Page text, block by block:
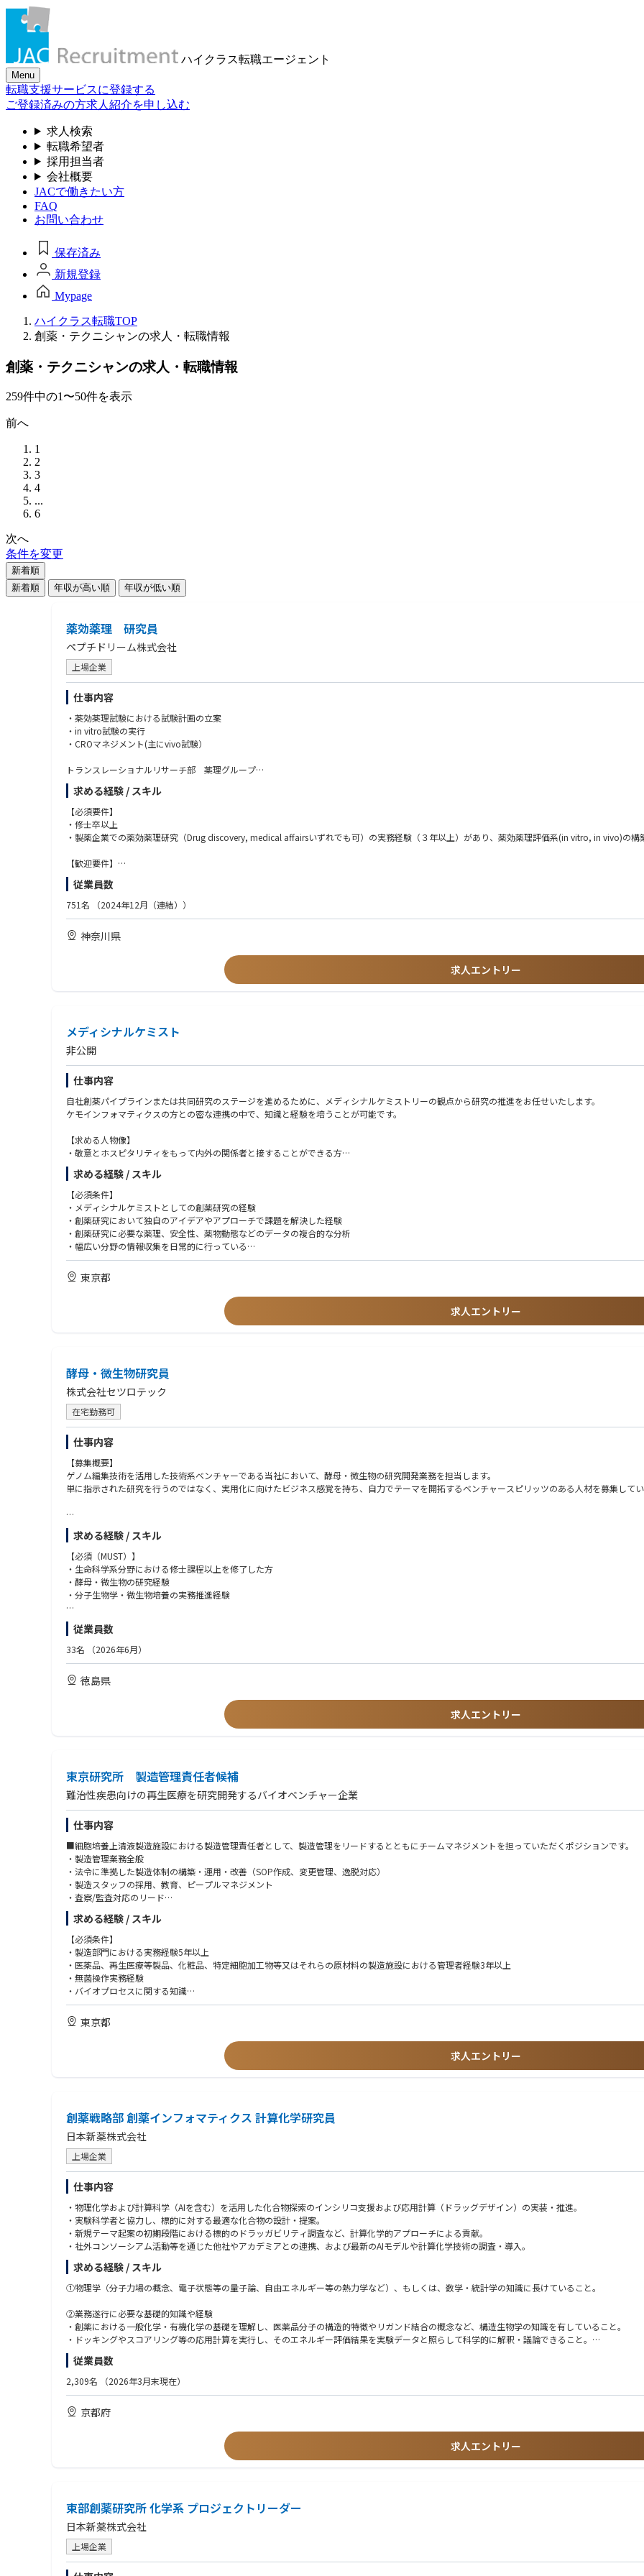
ハイクラス転職エージェント
Menu
転職支援サービスに登録する
ご登録済みの方求人紹介を申し込む
求人検索
転職希望者
採用担当者
会社概要
JACで働きたい方
FAQ
お問い合わせ
保存済み
新規登録
Mypage
ハイクラス転職TOP
創薬・テクニシャンの求人・転職情報
創薬・テクニシャンの求人・転職情報
259件中の1〜50件を表示
前へ
1
2
3
4
...
6
次へ
条件を変更
新着順
新着順
年収が高い順 年収が低い順
薬効薬理 研究員
ペプチドリーム株式会社
上場企業
仕事内容
・薬効薬理試験における試験計画の立案
・in vitro試験の実行
・CROマネジメント(主にvivo試験）
トランスレーショナルリサーチ部 薬理グループ
探索から開発までの薬効薬理に関わる化合物評価を実施することにより、成功確率が高い臨床候補化合物の同定とその評価促進と効率化に貢献して
釈をしてプロジェクトに貢献できます。
■薬理研究チーム（オンコロジー領域）
近年高い抗腫瘍効果で世界的な注目を集めている、ラジオアイソトープ(RI)とペプチドの複合体(RI-PDC)を用いたセラノスティクスに用いるペプチ
に貢献いただける方を募集しております。
最先端のモダリティであるRI-PDCのdrug discovery研究で、TPP (target product profile)立案とそれを達成できる化合物選定を推進し、海外の製薬
■薬理研究チーム（慢性疾患領域）
特殊環状ペプチドの慢性疾患領域での経口化を含む医薬応用研究と、核酸など各種ペイロードのDDS研究の二つの軸で革新的分子の創製に挑戦して
求める経験 / スキル
【必須要件】
・修士卒以上
・製薬企業での薬効薬理研究（Drug discovery, medical affairsいずれでも可）の実務経験（３年以上）があり、薬効薬理評価系(in vitro, in vivo)の
【歓迎要件】
・RI-PDCのような新規モダリティーでオンコロジー領域の新薬に挑戦したい方
・オンコロジー領域での非臨床薬理試験の信頼性保証試験の実務を経験した方
・各種ゼノグラフトモデル（PDXモデルを含む）でのin vivo薬効評価
従業員数
751名 （2024年12月（連結））
神奈川県
求人エントリー
メディシナルケミスト
非公開
仕事内容
自社創薬パイプラインまたは共同研究のステージを進めるために、メディシナルケミストリーの観点から研究の推進をお任せいたします。
ケモインフォマティクスの方との密な連携の中で、知識と経験を培うことが可能です。
【求める人物像】
・敬意とホスピタリティをもって内外の関係者と接することができる方
・モチベーション高く、楽しく仕事を進められる方
・自分の得意な分野に関して、最新レベルのトレンドを追っている方
・新しい技術も積極的に学んでいける方
・得意な創薬専門性・ドメインをお持ちの方
・成功体験から失敗経験まで積み重ねてきている方
・Self-motivateされており、自らやりきる意欲を発揮できる方
求める経験 / スキル
【必須条件】
・メディシナルケミストとしての創薬研究の経験
・創薬研究において独自のアイデアやアプローチで課題を解決した経験
・創薬研究に必要な薬理、安全性、薬物動態などのデータの複合的な分析
・幅広い分野の情報収集を日常的に行っている
・有機合成の知識
・計算化学者との協業の経験
・外部研究機関との協業やCROへの業務委託
⚪︎プロジェクトの組成・起案をした経験
・ドメインスキル
⚪︎計算化学等の知識(機械学習を創薬に応用する際の留意事項についての知識を
お持ちであればなお可)
・コンピュータスキル
⚪︎Excelを用いたデータ処理
⚪︎pymol等を用いたタンパクモデルの取扱
⚪︎ノーコードツール(KNIME etc.)の利用
東京都
求人エントリー
酵母・微生物研究員
株式会社セツロテック
在宅勤務可
仕事内容
【募集概要】
ゲノム編集技術を活用した技術系ベンチャーである当社において、酵母・微生物の研究開発業務を担当します。
単に指示された研究を行うのではなく、実用化に向けたビジネス感覚を持ち、自力でテーマを開拓するベンチャースピリッツのある人材を募集してい
【所属部署のミッション】
当社の注力事業であるPAGEs事業（ゲノム編集による育種事業）の推進
ゲノム編集技術を活用した育種によって、大企業から中小企業まで企業規模・業種にとらわれない様々な顧客の事業課題に対するソリューションを提
そのため、単なる受託開発ではなくコンサルテーション的に協業先と伴走しながら、実研究によって諸課題を解決します。
【業務内容例】（ご知見に応じてお任せする業務を相談します。）
・ゲノム編集技術を活用した酵母・微生物の研究開発業務
・自ら研究テーマを掲げ、速やかに開発に取り組む
・有用菌の探索法の開発（PCR活用等）、および他社との協業・共同研究の推進
■事業・プロジェクト管理
・事業プランとゴールを理解した上での主体的な研究活動の推進
【業務の魅力】
合成生物学の最先端技術を活用し、新しい産業を０から創り出すことができます。
どのプロジェクトに参加していただく場合も、一貫して「新しいことをやる」を実践できます。
「ゲノム編集を用いてこんな社会課題を解決したい」「こんなことを実現したい」などのご自身のアイデアをもとに、研究やビジネスを推進していけ
求める経験 / スキル
【必須（MUST）】
・生命科学系分野における修士課程以上を修了した方
・酵母・微生物の研究経験
・分子生物学・微生物培養の実務推進経験
【歓迎（WANT）】
・博士号取得者
・英語力（論文読解、実務経験）
・ビジネス視点（コスト意識、顧客ニーズの把握）を持った研究経験
・自立志向で業務を進めることができる方
従業員数
33名 （2026年6月）
徳島県
求人エントリー
東京研究所 製造管理責任者候補
難治性疾患向けの再生医療を研究開発するバイオベンチャー企業
仕事内容
■細胞培養上清液製造施設における製造管理責任者として、製造管理をリードするとともにチームマネジメントを担っていただくポジションです。
・製造管理業務全般
・法令に準拠した製造体制の構築・運用・改善（SOP作成、変更管理、逸脱対応）
・製造スタッフの採用、教育、ピープルマネジメント
・査察/監査対応のリード
・生産性改善のリード
■お持ちの知識とご経験を総動員し、細胞培養上清液という新しいモダリティ
において、理想の製造現場を作り上げ、オペレートすることができます。
求める経験 / スキル
【必須条件】
・製造部門における実務経験5年以上
・医薬品、再生医療等製品、化粧品、特定細胞加工物等又はそれらの原材料の製造施設における管理者経験3年以上
・無菌操作実務経験
・バイオプロセスに関する知識
【歓迎】
・バイオロジクスの製造管理、品質管理、品質保証業務経験
・GMP又はGCTP組織における管理者経験
・新規製造ラインまたは新工場の立ち上げ経験
【求める人物像】
・コンプライアンスとスタートアップのスピード感を両立させるバランス感覚をお持ちの人
・前例のない課題に対して「できない理由」ではなく「どうすればできるか」を思考できる人
・当事者意識を常に持ち、情熱と覚悟を持って取り込むことが出来る人
・様々なバックグラウンドのスタッフと柔軟にコミュニケーションをとることが出来る人
・主体性を持って積極的に発言/行動し、周りを巻き込んでいける人
・謙虚に他者から学び、誠実に行動し、信頼してもらえる人
・マルチタスクを好む人
東京都
求人エントリー
創薬戦略部 創薬インフォマティクス 計算化学研究員
日本新薬株式会社
上場企業
仕事内容
・物理化学および計算科学（AIを含む）を活用した化合物探索のインシリコ支援および応用計算（ドラッグデザイン）の実装・推進。
・実験科学者と協力し、標的に対する最適な化合物の設計・提案。
・新規テーマ起案の初期段階における標的のドラッガビリティ調査など、計算化学的アプローチによる貢献。
・社外コンソーシアム活動等を通じた他社やアカデミアとの連携、および最新のAIモデルや計算化学技術の調査・導入。
求める経験 / スキル
①物理学（分子力場の概念、電子状態等の量子論、自由エネルギー等の熱力学など）、もしくは、数学・統計学の知識に長けていること。
②業務遂行に必要な基礎的知識や経験
・創薬における一般化学・有機化学の基礎を理解し、医薬品分子の構造的特徴やリガンド結合の概念など、構造生物学の知識を有していること。
・ドッキングやスコアリング等の応用計算を実行し、そのエネルギー評価結果を実験データと照らして科学的に解釈・議論できること。
・プログラミング経験（生成AI活用を含む）を有し、AI/機械学習の基本概念や最新モデル（拡散モデル等）を理解できること。
・Linux環境下での基本的なコマンド操作（CUI操作）が可能であること。
・自ら仮説を立て、計算により検証するプロセスを回すことができる科学的思考力を有していること
【学歴】
・アカデミア在籍者：博士号取得者
・企業在籍者：修士相当（6年制薬学部卒等）の学歴所有者。博士号取得者が望ましい。
従業員数
2,309名 （2026年3月末現在）
京都府
求人エントリー
東部創薬研究所 化学系 プロジェクトリーダー
日本新薬株式会社
上場企業